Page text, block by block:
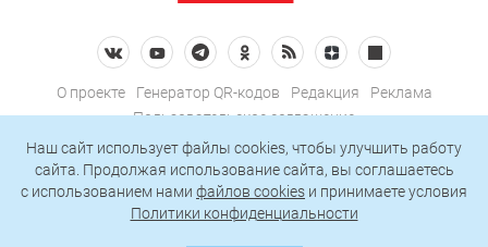
О проекте Генератор QR-кодов Редакция
Реклама
Пользовательское соглашение
Политика конфиденциальности
Подписаться на рассылку
Наш сайт использует файлы cookies, чтобы улучшить работу
сайта. Продолжая использование сайта, вы соглашаетесь
c использованием нами файлов cookies и принимаете условия
Политики конфиденциальности